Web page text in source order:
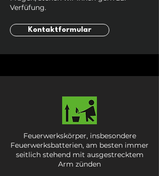
Verfüfung.
Kontaktformular
Feuerwerkskörper, insbesondere
Feuerwerksbatterien, am besten immer
seitlich stehend mit ausgestrecktem
Arm zünden